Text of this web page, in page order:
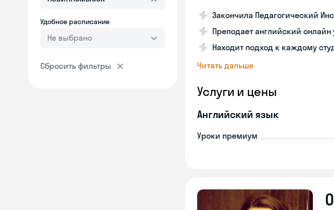
Удобное расписание
Не выбрано
Сбросить фильтры
Закончила Педагогический
Преподает английский онлайн
Находит подход к каждому
Читать дальше
Услуги и цены
Английский язык
Уроки премиум